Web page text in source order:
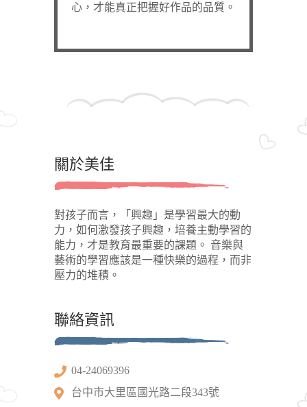
心，才能真正把握好作品的品質。
關於美佳
對孩子而言，「興趣」是學習最大的動
力，如何激發孩子興趣，培養主動學習的
能力，才是教育最重要的課題。 音樂與
藝術的學習應該是一種快樂的過程，而非
壓力的堆積。
聯絡資訊
04-24069396
台中市大里區國光路二段343號